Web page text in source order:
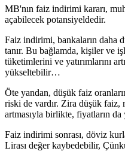
MB'nın faiz indirimi kararı,
açabilecek potansiyeldedir.
Faiz indirimi, bankaların daha
tanır. Bu bağlamda, kişiler ve
tüketimlerini ve yatırımlarını
yükseltebilir…
Öte yandan, düşük faiz
riski de vardır. Zira düşük faiz,
artmasıyla birlikte, fiyatların da
Faiz indirimi sonrası, döviz
Lirası değer kaybedebilir,